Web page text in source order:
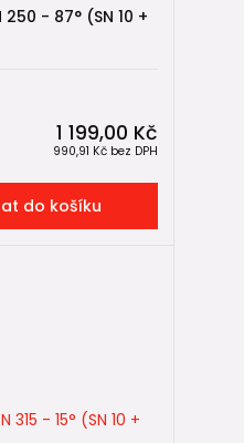
- 87° (SN 10 +
1 199,00 Kč
990,91 Kč bez DPH
do košíku